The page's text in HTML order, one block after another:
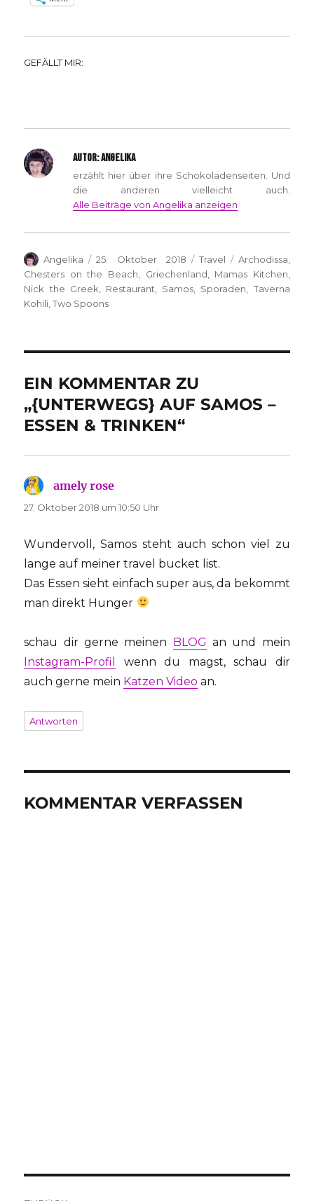
GEFÄLLT MIR:
AUTOR:ANGELIKA
erzählt hier über ihre Schokoladenseiten. Und
die anderen vielleicht auch.
Alle Beiträge von Angelika anzeigen
Autor
Angelika
Veröffentlicht
am
25. Oktober 2018 Kategorien
Travel Schlagwörter
Archodissa
Chesters on the Beach
Griechenland Mamas Kitchen
Nick the Greek
Restaurant Samos Sporaden
Taverna
Kohili ,Two Spoons
EIN KOMMENTAR ZU
„{UNTERWEGS} AUF SAMOS –
ESSEN & TRINKEN“
amely rose
27. Oktober 2018 um 10:50 Uhr
Wundervoll, Samos steht auch schon viel zu
lange auf meiner travel bucket list.
Das Essen sieht einfach super aus, da bekommt
man direkt Hunger
schau dir gerne meinen BLOG an und mein
Instagram-Profil
wenn du magst, schau dir
auch gerne mein Katzen Video an.
Antworten
KOMMENTAR VERFASSEN